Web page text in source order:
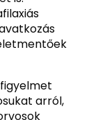
arról,